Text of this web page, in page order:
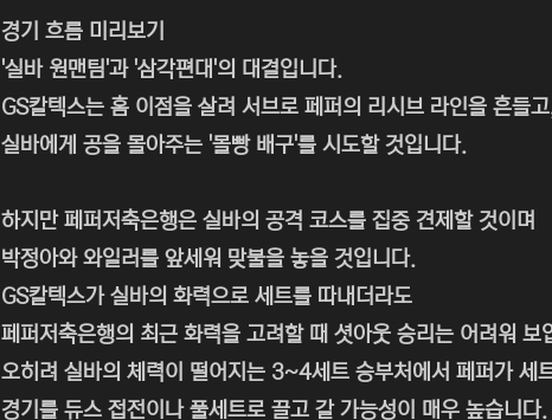
경기 흐름 미리보기
'실바 원맨팀'과 '삼각편대'의 대결입니다.
GS칼텍스는 홈 이점을 살려 서브로 페퍼의 리시브 라인을 흔들
실바에게 공을 몰아주는 '몰빵 배구'를 시도할 것입니다.
하지만 페퍼저축은행은 실바의 공격 코스를 집중 견제할 것이며
박정아와 와일러를 앞세워 맞불을 놓을 것입니다.
GS칼텍스가 실바의 화력으로 세트를 따내더라도
페퍼저축은행의 최근 화력을 고려할 때 셧아웃 승리는 어려워 보
오히려 실바의 체력이 떨어지는 3~4세트 승부처에서 페퍼가 세
경기를 듀스 접전이나 풀세트로 끌고 갈 가능성이 매우 높습니다.